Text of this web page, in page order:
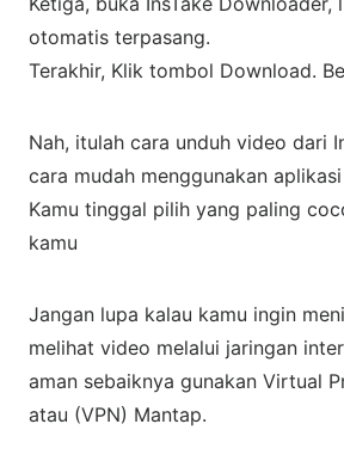
otomatis terpasang.
Terakhir, Klik tombol Download.
Nah, itulah cara unduh video dari
cara mudah menggunakan
Kamu tinggal pilih yang paling
kamu
Jangan lupa kalau kamu ingin
melihat video melalui jaringan
aman sebaiknya gunakan Virtual
atau (VPN) Mantap.